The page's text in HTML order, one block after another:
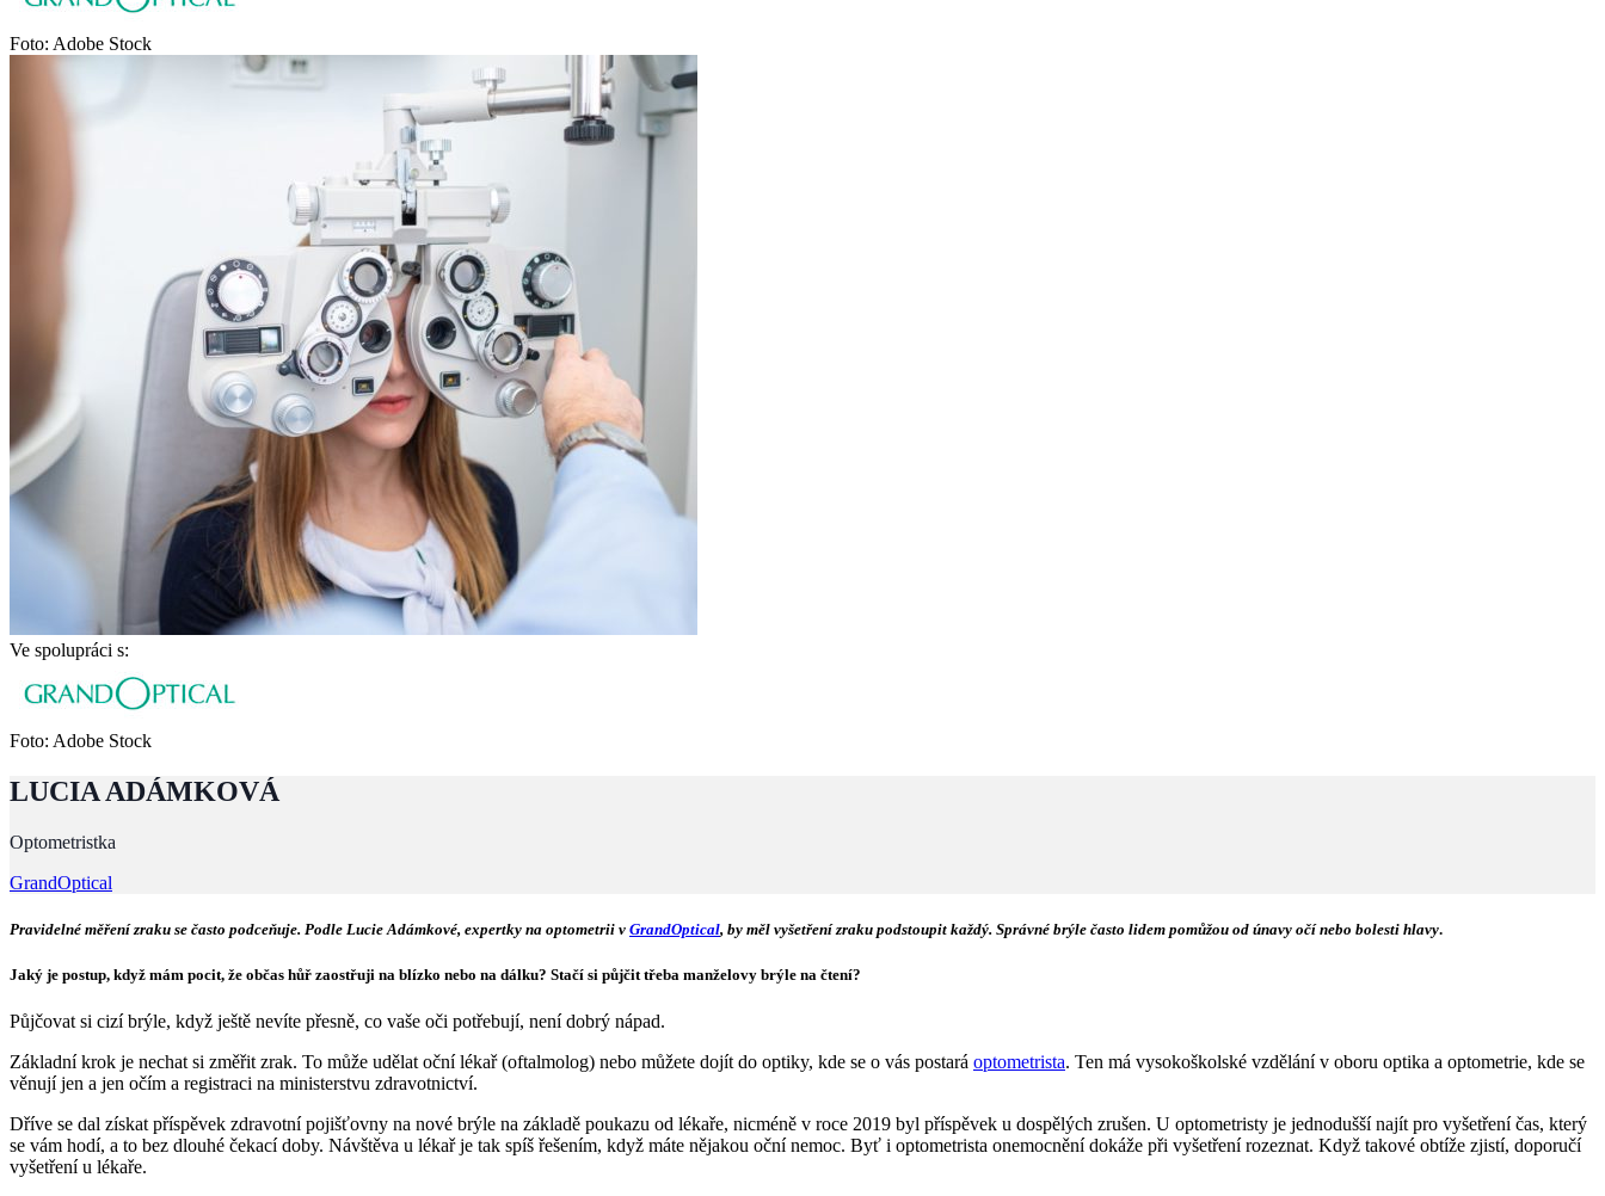
Foto: Adobe Stock
Ve spolupráci s:
Foto: Adobe Stock
LUCIA ADÁMKOVÁ
Optometristka
GrandOptical
Pravidelné měření zraku se často podceňuje. Podle Lucie Adámkové, expertky na optometrii v GrandOptical, by měl vyšetření zraku podstoupit každý. Správné brýle často lidem pomůžou od únavy očí nebo bolesti hlavy.
Jaký je postup, když mám pocit, že občas hůř zaostřuji na blízko nebo na dálku? Stačí si půjčit třeba manželovy brýle na čtení?
Půjčovat si cizí brýle, když ještě nevíte přesně, co vaše oči potřebují, není dobrý nápad.
Základní krok je nechat si změřit zrak. To může udělat oční lékař (oftalmolog) nebo můžete dojít do optiky, kde se o vás postará optometrista. Ten má vysokoškolské vzdělání v oboru optika a optometrie, kde se
věnují jen a jen očím a registraci na ministerstvu zdravotnictví.
Dříve se dal získat příspěvek zdravotní pojišťovny na nové brýle na základě poukazu od lékaře, nicméně v roce 2019 byl příspěvek u dospělých zrušen. U optometristy je jednodušší najít pro vyšetření čas, který
se vám hodí, a to bez dlouhé čekací doby. Návštěva u lékař je tak spíš řešením, když máte nějakou oční nemoc. Byť i optometrista onemocnění dokáže při vyšetření rozeznat. Když takové obtíže zjistí, doporučí
vyšetření u lékaře.